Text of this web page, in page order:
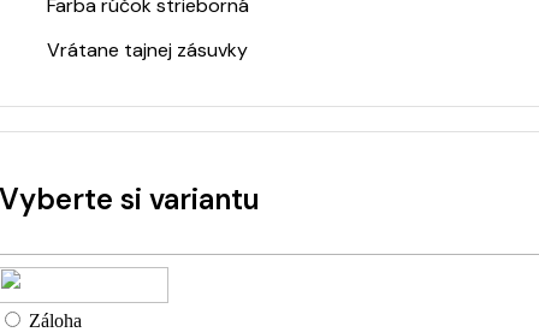
Farba rúčok strieborná
Vrátane tajnej zásuvky
Vyberte si variantu
Záloha